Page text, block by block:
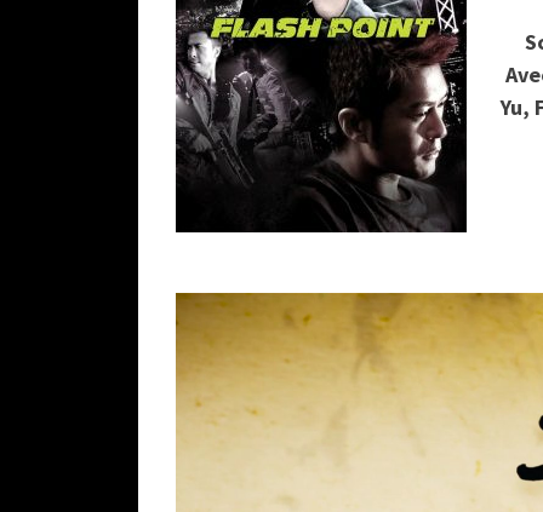
Yu,